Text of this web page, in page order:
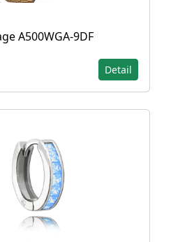
A500WGA-9DF
Detail